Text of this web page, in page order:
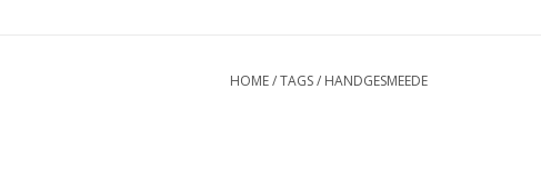
HOME/TAGS/ HANDGESMEEDE